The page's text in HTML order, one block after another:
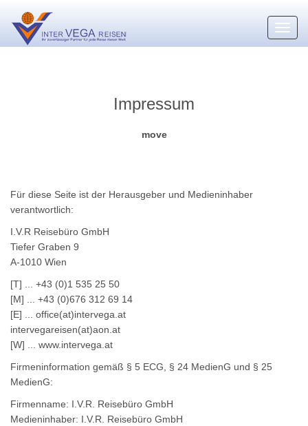
Impressum
move
Für diese Seite ist der Herausgeber und Medieninhaber
verantwortlich:
I.V.R Reisebüro GmbH
Tiefer Graben 9
A-1010 Wien
[T] ... +43 (0)1 535 25 50
[M] ... +43 (0)676 312 69 14
[E] ... office(at)intervega.at
intervegareisen(at)aon.at
[W] ... www.intervega.at
Firmeninformation gemäß § 5 ECG, § 24 MedienG und § 25
MedienG:
Firmenname: I.V.R. Reisebüro GmbH
Medieninhaber: I.V.R. Reisebüro GmbH